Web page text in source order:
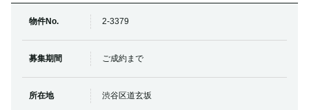
物件No. 2-3379
募集期間 ご成約まで
所在地 渋谷区道玄坂